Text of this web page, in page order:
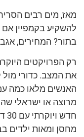
מאז, מים רבים
להשקיע בקמפיין אם
בתור? המחירים,
רק הפרויקטים
את המצב. כדורי מול
האנשים מלאו כמה
מרוצה או ישראלי
מחסן ומאות ילדים